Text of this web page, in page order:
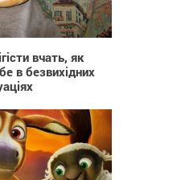
1 687
вчать, як
в безвихідних